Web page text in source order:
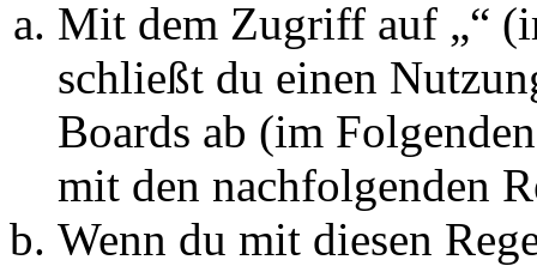
Mit dem Zugriff auf „“
schließt du einen
Boards ab (im
mit den nachfolgenden
Wenn du mit diesen